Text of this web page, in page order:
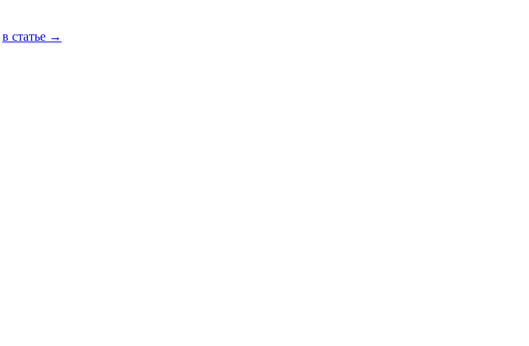
в статье →